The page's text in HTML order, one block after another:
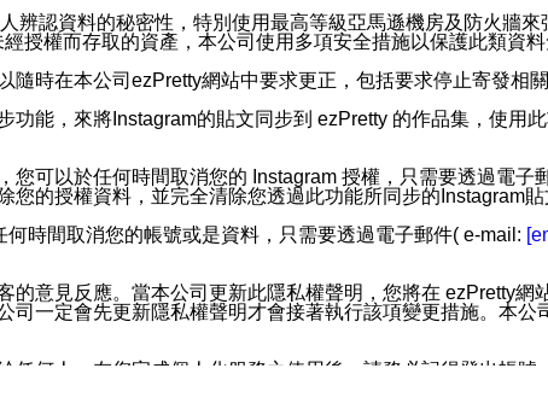
辨認資料的秘密性，特別使用最高等級亞馬遜機房及防火牆
授權而存取的資產，本公司使用多項安全措施以保護此類資
時在本公司ezPretty網站中要求更正，包括要求停止寄發相關
能，來將Instagram的貼文同步到 ezPretty 的作品集，使用
您可以於任何時間取消您的 Instagram 授權，只需要透過電
的授權資料，並完全清除您透過此功能所同步的Instagram貼
時間取消您的帳號或是資料，只需要透過電子郵件( e-mail:
意見反應。當本公司更新此隱私權聲明，您將在 ezPretty
司一定會先更新隱私權聲明才會接著執行該項變更措施。本
何人。在您完成個人化服務之使用後，請務必記得登出帳
區。